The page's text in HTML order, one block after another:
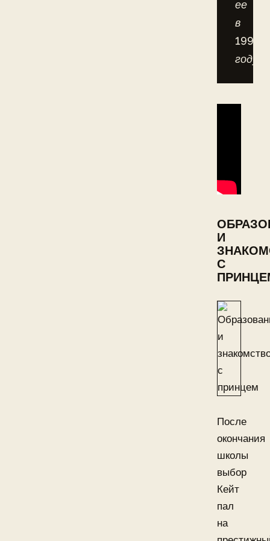
ее
в
1995
году.
И
С
После
окончания
школы
выбор
Кейт
пал
на